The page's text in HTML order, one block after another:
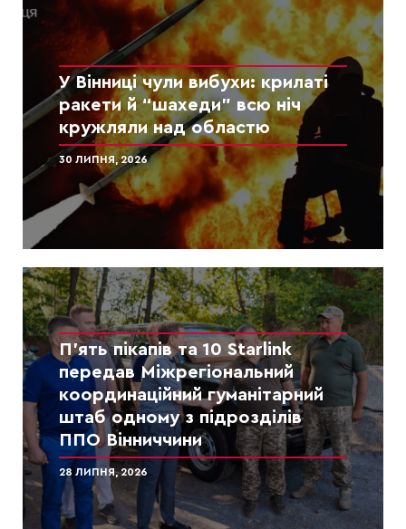
У Вінниці чули вибухи: крилаті
ракети й “шахеди” всю ніч
кружляли над областю
30 ЛИПНЯ, 2026
П’ять пікапів та 10 Starlink
передав Міжрегіональний
координаційний гуманітарний
штаб одному з підрозділів
ППО Вінниччини
28 ЛИПНЯ, 2026